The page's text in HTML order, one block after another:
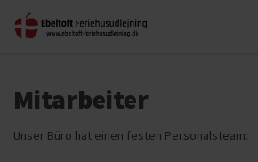
Mitarbeiter
Unser Büro hat einen festen Personalsteam: